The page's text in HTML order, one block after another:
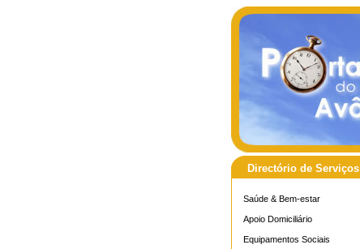
Directório de Serviços
Saúde & Bem-estar
Apoio Domiciliário
Equipamentos Sociais